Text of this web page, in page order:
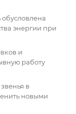
энергии при
и
работу
в
новыми